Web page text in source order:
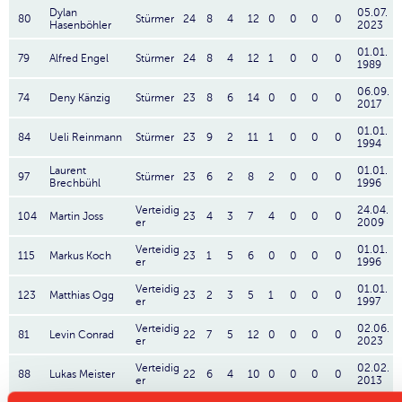
80
Dylan
Hasenböhler
Stürmer 24 8 4 12 0 0 0 0
05.07.
2023
79 Alfred Engel Stürmer 24 8 4 12 1 0 0 0
01.01.
1989
74 Deny Känzig Stürmer 23 8 6 14 0 0 0 0
06.09.
2017
84 Ueli Reinmann Stürmer 23 9 2 11 1 0 0 0
01.01.
1994
97
Laurent
Brechbühl
Stürmer 23 6 2 8 2 0 0 0
01.01.
1996
104 Martin Joss
Verteidig
er
23 4 3 7 4 0 0 0
24.04.
2009
115 Markus Koch
Verteidig
er
23 1 5 6 0 0 0 0
01.01.
1996
123 Matthias Ogg
Verteidig
er
23 2 3 5 1 0 0 0
01.01.
1997
81 Levin Conrad
Verteidig
er
22 7 5 12 0 0 0 0
02.06.
2023
88 Lukas Meister
Verteidig
er
22 6 4 10 0 0 0 0
02.02.
2013